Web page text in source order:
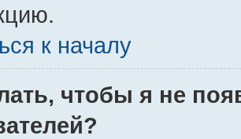
к началу
чтобы я не